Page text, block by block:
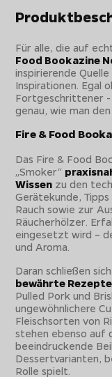
Für alle, die auf
Food Bookazine
inspirierende
Inspirationen. Egal
Fortgeschrittener -
genau, wie man
Fire & Food
Das Fire & Food
„Smoker“
Wissen zu den
Gerätekunde,
Rauch sowie zur
Räucherhölzer.
eingesetzt wird –
und Aroma.
Daran schließen sich
bewährte Rezepte
Pulled Pork und
ungewöhnlichere
Fleischsorten von
stehen ebenso auf
beeindruckende
Dessertvarianten,
Rolle spielt.